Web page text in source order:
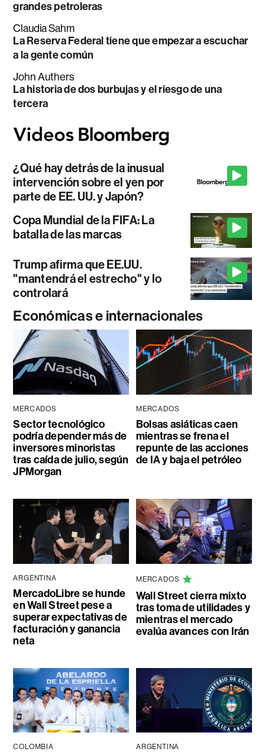
grandes petroleras
Claudia Sahm
La Reserva Federal tiene que empezar a escuchar
a la gente común
John Authers
La historia de dos burbujas y el riesgo de una
tercera
¿Qué hay detrás de la inusual
intervención sobre el yen por
parte de EE. UU. y Japón?
Copa Mundial de la FIFA: La
batalla de las marcas
Trump afirma que EE.UU.
"mantendrá el estrecho" y lo
controlará
Económicas e internacionales
MERCADOS
Sector tecnológico
podría depender más de
inversores minoristas
tras caída de julio, según
JPMorgan
MERCADOS
Bolsas asiáticas caen
mientras se frena el
repunte de las acciones
de IA y baja el petróleo
ARGENTINA
MercadoLibre se hunde
en Wall Street pese a
superar expectativas de
facturación y ganancia
neta
MERCADOS
Wall Street cierra mixto
tras toma de utilidades y
mientras el mercado
evalúa avances con Irán
COLOMBIA ARGENTINA